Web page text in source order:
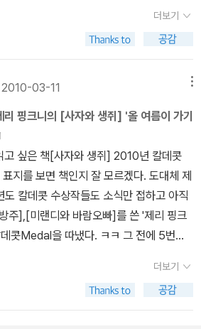
of Hugo Cabret : Brian Selznick
: Ellen Levine/Kadir Nelson
Peter Sís Knuffle Bunny T
Identity : Mo Willems ☆ The Hous
Swanson/Beth Krommes(그림)
Sweet(그림) ☆The Lion & the Mous
* All the World :Liz Gart
간다면 도서관엔 아무도 없는 공포의 도
천만에 만만의 말씀!아이들의 동화에 귀
을 기웃거리는 사자라니,,,우리가 가장 많
있는 사자와 생쥐의멋진 글자없는 그림
들중 이 책만큼 생생한 그림책은 없었던
얼마나 좋을까?일단 색감이 너무 따스해
해주는 이 책은우리 아이들이 각자의 개
기를 바라는 마음이 담겨 있는데무엇보다
마 친구의 모습을 담은 그림이 최고인 그
발표되었구나.' 하고 알 수 있었다.칼데콧
책은 아니고 또한 모두 다 공감하는 그림
도 괜찮은 책임이 분명하다.처음 그림책
보 엄마라면 책을 고르기에 좋은 선택이
역된 책을 볼까 아니면 그냥 영어책으로
가지 책을 다 볼까 늘 즐거운 고민을 하게
의 그림책 특히 멋진 일러스트를 그린 작
의 책은 아닐 수도 있다. 왜냐하면 칼데콧
하고 있는 작가들과 미국 내에서 출간한
가 좋아하는 영국 작가들은 당연히 칼데콧
할아버지도 앤서니 브라운 아저씨도 레
버리 여사님이랑 브라이언 와일드 스미스
국엔 케이트 그린어웨이 상이 있다.아이들
에 페이퍼로 따로 작성하려고 한다. 그리
더보기
2010-03-11
핑크니의 [사자와 생쥐] '올 여름이 가기
고 싶은 책[사자와 생쥐] 2010년 칼데콧
지를 보면 책인지 잘 모르겠다. 도대체 제
칼데콧 수상작들도 소식만 접하고 아직
주],[미랜디와 바람오빠]를 쓴 '제리 핑크
콧Medal을 따냈다. ㅋㅋ 그 전에 5번의
놓은 칼데콧 수상작 리스트를 찾아봐야겠
크니 글.그림 - 이 책 역시 글자 없는 그
목조차 안 써놓은 것을 정말 심했다. 그렇
더보기